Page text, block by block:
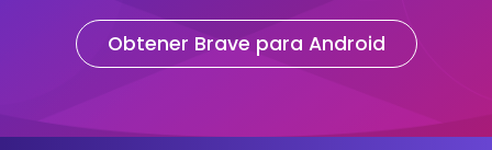
Obtener Brave para Android